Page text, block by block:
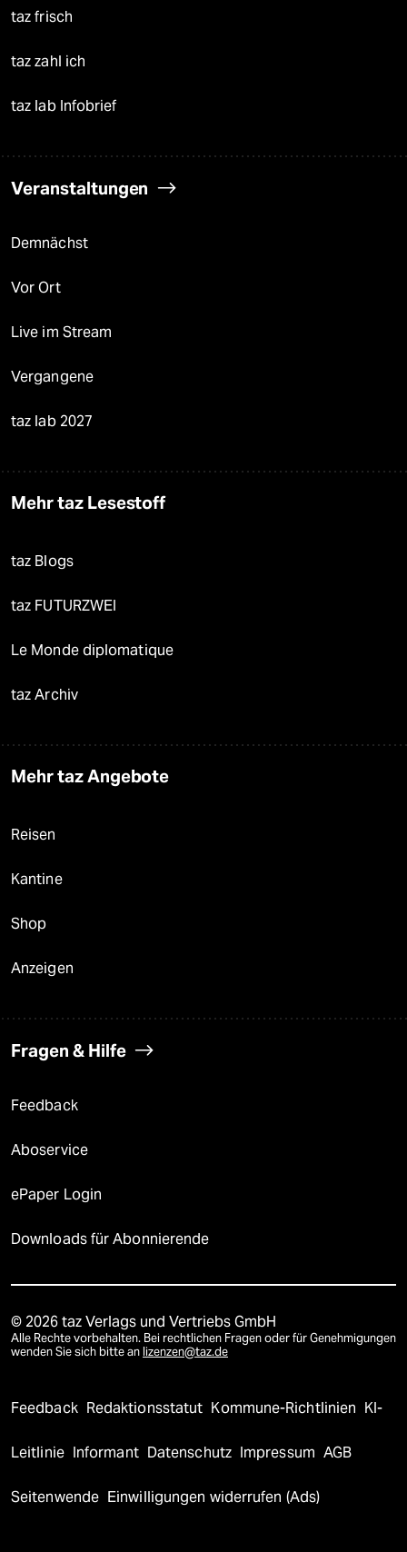
taz frisch
taz zahl ich
taz lab Infobrief
Veranstaltungen
Demnächst
Vor Ort
Live im Stream
Vergangene
taz lab 2027
Mehr taz Lesestoff
taz Blogs
taz FUTURZWEI
Le Monde diplomatique
taz Archiv
Mehr taz Angebote
Reisen
Kantine
Shop
Anzeigen
Fragen & Hilfe
Feedback
Aboservice
ePaper Login
Downloads für Abonnierende
© 2026 taz Verlags und Vertriebs GmbH
Alle Rechte vorbehalten. Bei rechtlichen Fragen oder für Genehmigungen
wenden Sie sich bitte an lizenzen@taz.de
Feedback Redaktionsstatut Kommune-Richtlinien KI-
Leitlinie Informant Datenschutz Impressum AGB
Seitenwende Einwilligungen widerrufen (Ads)